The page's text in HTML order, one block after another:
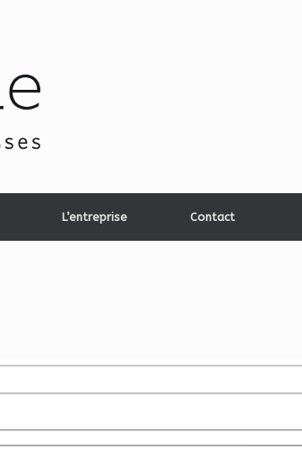
L’entreprise Contact